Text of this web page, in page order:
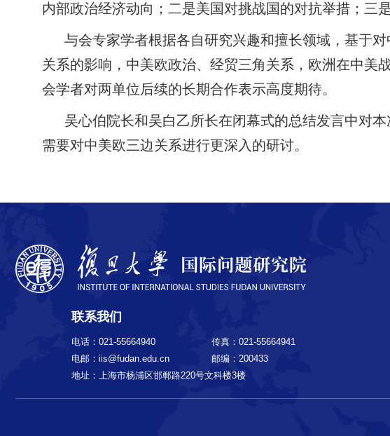
内部政治经济动向；二是美国对挑战国的对抗举措；三
与会专家学者根据各自研究兴趣和擅长领域，基于
关系的影响，中美欧政治、经贸三角关系，欧洲在中美
会学者对两单位后续的长期合作表示高度期待。
吴心伯院长和吴白乙所长在闭幕式的总结发言中对
需要对中美欧三边关系进行更深入的研讨。
联系我们
电话：021-55664940
传真：021-55664941
电邮：iis@fudan.edu.cn
邮编：200433
地址：上海市杨浦区邯郸路220号文科楼3楼